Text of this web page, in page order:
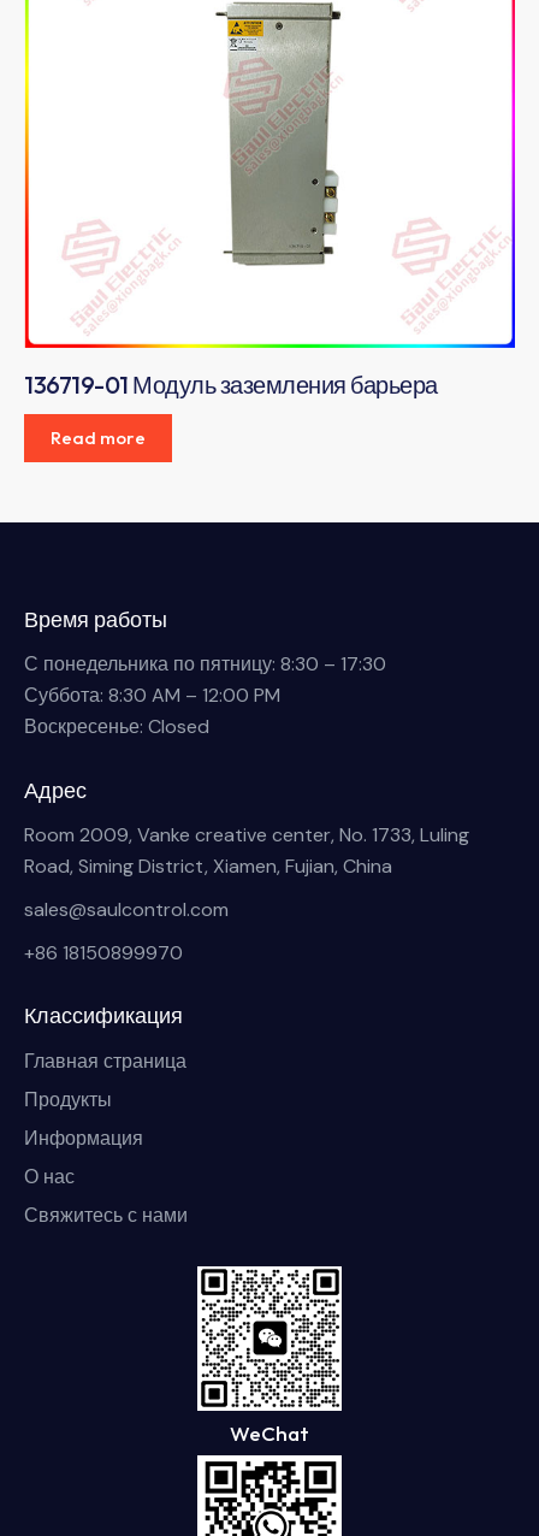
136719-01 Модуль заземления барьера
Read more
Время работы
С понедельника по пятницу: 8:30 – 17:30
Суббота: 8:30 AM – 12:00 PM
Воскресенье: Closed
Адрес
Room 2009, Vanke creative center, No. 1733, Luling
Road, Siming District, Xiamen, Fujian, China
sales@saulcontrol.com
+86 18150899970
Классификация
Главная страница
Продукты
Информация
О нас
Свяжитесь с нами
WeChat